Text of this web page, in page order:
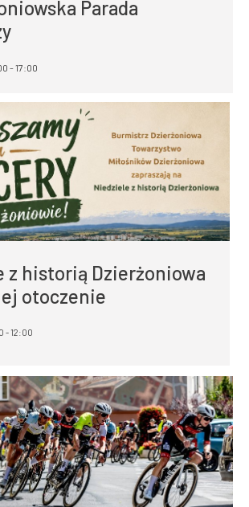
Parada
- 17:00
z historią Dzierżoniowa
otoczenie
- 12:00